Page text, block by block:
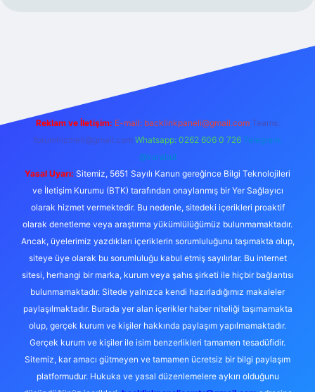
Reklam ve İletişim: E-mail: backlinkpaneli@gmail.com Teams:
forumhizmeti@gmail.com Whatsapp: 0262 606 0 726 Telegram:
@karabul
Yasal Uyarı: Sitemiz, 5651 Sayılı Kanun gereğince Bilgi Teknolojileri
ve İletişim Kurumu (BTK) tarafından onaylanmış bir Yer Sağlayıcı
olarak hizmet vermektedir. Bu nedenle, sitedeki içerikleri proaktif
olarak denetleme veya araştırma yükümlülüğümüz bulunmamaktadır.
Ancak, üyelerimiz yazdıkları içeriklerin sorumluluğunu taşımakta olup,
siteye üye olarak bu sorumluluğu kabul etmiş sayılırlar. Bu internet
sitesi, herhangi bir marka, kurum veya şahıs şirketi ile hiçbir bağlantısı
bulunmamaktadır. Sitede yalnızca kendi hazırladığımız makaleler
paylaşılmaktadır. Burada yer alan içerikler haber niteliği taşımamakta
olup, gerçek kurum ve kişiler hakkında paylaşım yapılmamaktadır.
Gerçek kurum ve kişiler ile isim benzerlikleri tamamen tesadüfidir.
Sitemiz, kar amacı gütmeyen ve tamamen ücretsiz bir bilgi paylaşım
platformudur. Hukuka ve yasal düzenlemelere aykırı olduğunu